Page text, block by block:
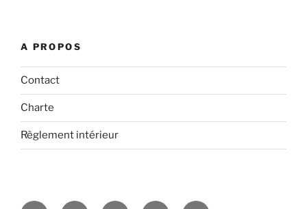
A PROPOS
Contact
Charte
Règlement intérieur